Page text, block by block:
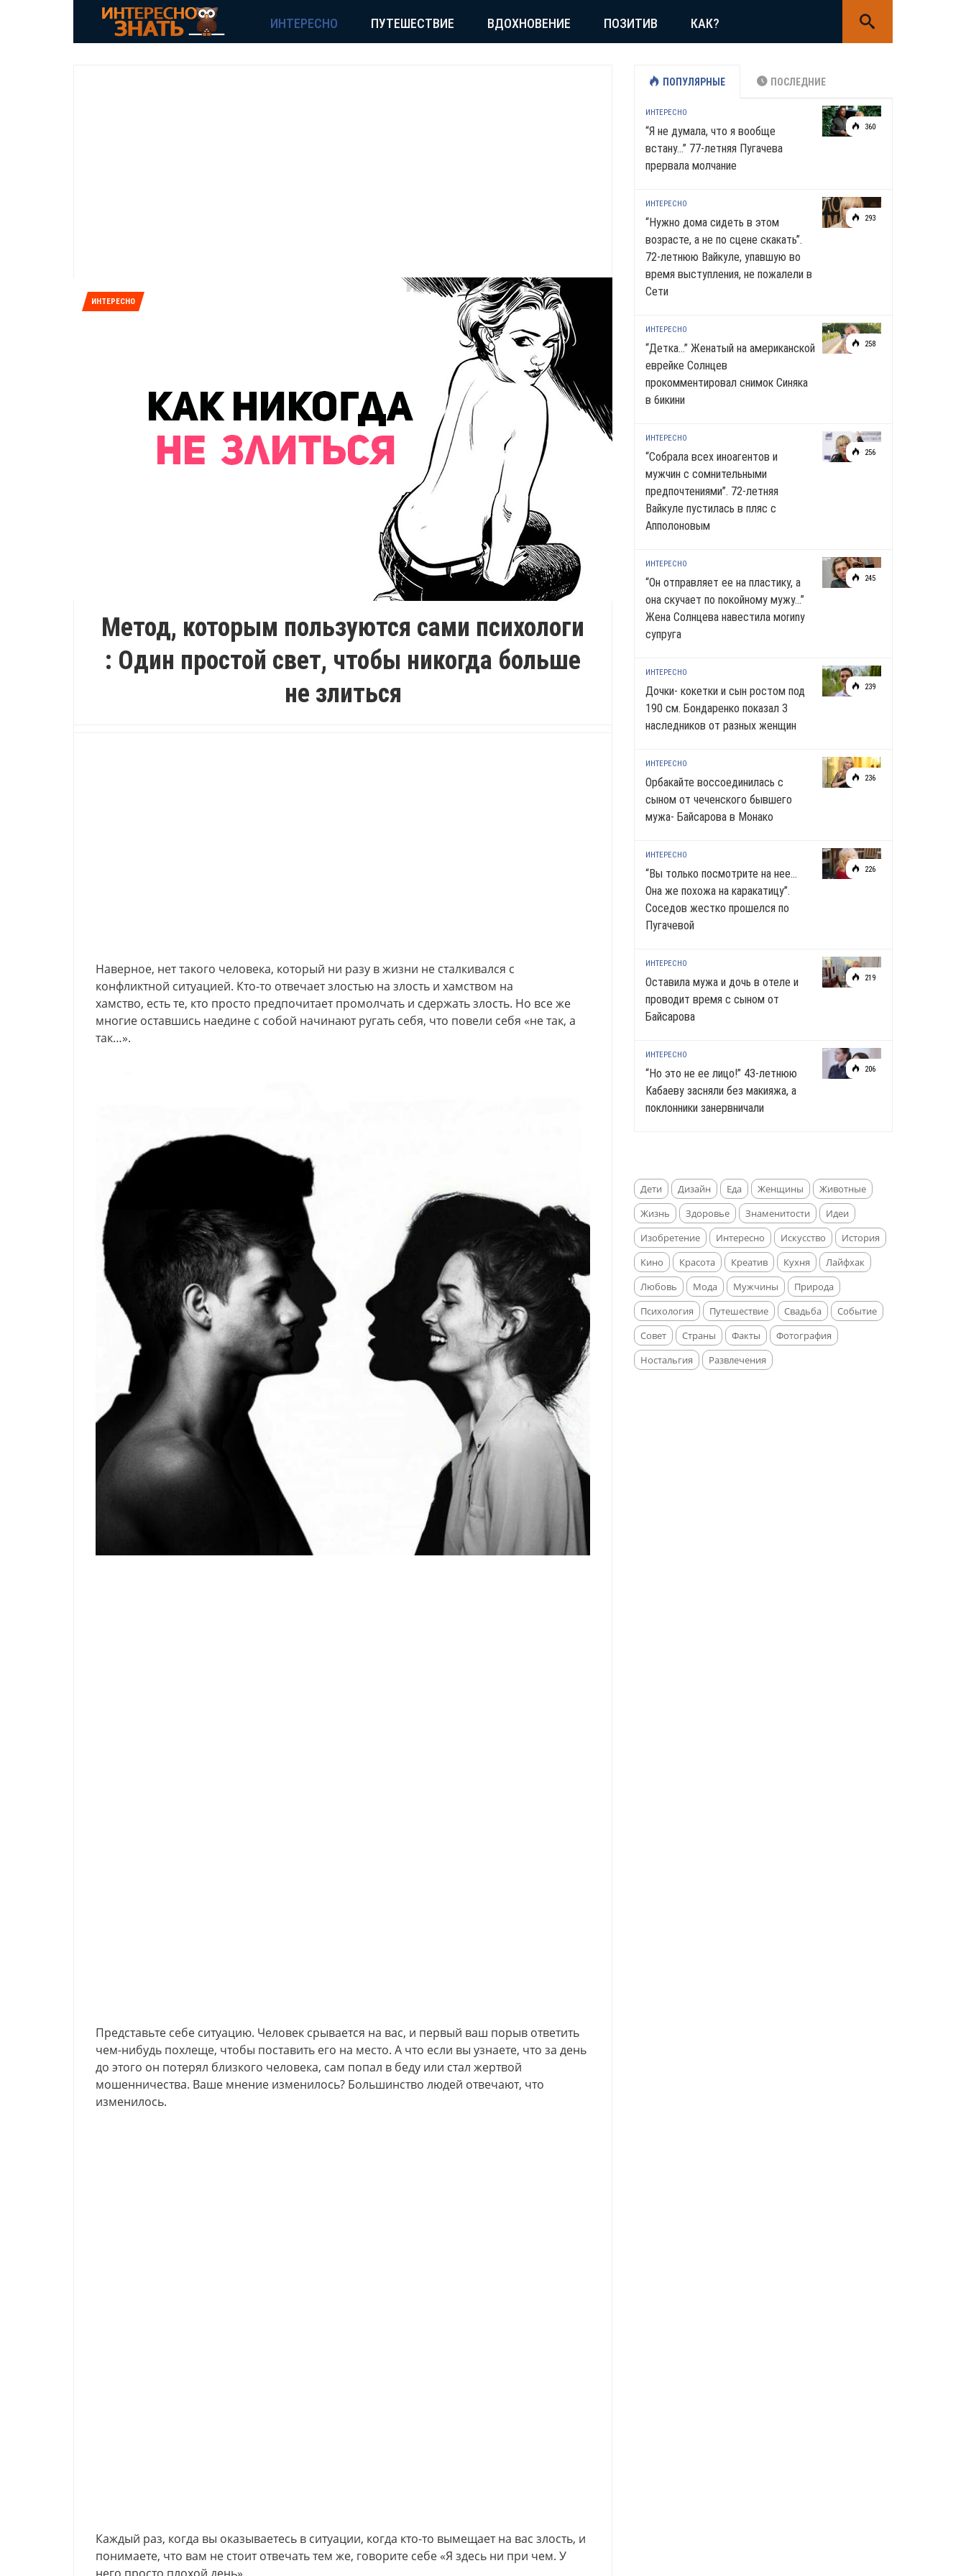
ИНТЕРЕСНО ПУТЕШЕСТВИЕ ВДОХНОВЕНИЕ ПОЗИТИВ КАК?
ИНТЕРЕСНО
Метод, которым пользуются сами психологи
: Один простой свет, чтобы никогда больше
не злиться
Наверное, нет такого человека, который ни разу в жизни не сталкивался с
конфликтной ситуацией. Кто-то отвечает злостью на злость и хамством на
хамство, есть те, кто просто предпочитает промолчать и сдержать злость. Но все же
многие оставшись наедине с собой начинают ругать себя, что повели себя «не так, а
так…».
Представьте себе ситуацию. Человек срывается на вас, и первый ваш порыв ответить
чем-нибудь похлеще, чтобы поставить его на место. А что если вы узнаете, что за день
до этого он потерял близкого человека, сам попал в беду или стал жертвой
мошенничества. Ваше мнение изменилось? Большинство людей отвечают, что
изменилось.
Каждый раз, когда вы оказываетесь в ситуации, когда кто-то вымещает на вас злость, и
понимаете, что вам не стоит отвечать тем же, говорите себе «Я здесь ни при чем. У
ПОПУЛЯРНЫЕ ПОСЛЕДНИЕ
360
ИНТЕРЕСНО
“Я не думала, что я вообще
встану…” 77-летняя Пугачева
прервала молчание
293
ИНТЕРЕСНО
“Нужно дома сидеть в этом
возрасте, а не по сцене скакать”.
72-летнюю Вайкуле, упавшую во
время выступления, не пожалели в
Сети
258
ИНТЕРЕСНО
“Детка…” Женатый на американской
еврейке Солнцев
прокомментировал снимок Синяка
в 6икини
256
ИНТЕРЕСНО
“Собрала всех иноагентов и
мужчин с сомнительными
предпочтениями”. 72-летняя
Вайкуле пустилась в пляс с
Апполоновым
245
ИНТЕРЕСНО
“Он отправляет ее на пластику, а
она скучает по noкoйномy мужу…”
Жена Солнцева навестила моrиnу
супруга
239
ИНТЕРЕСНО
Дочки- кокетки и сын ростом под
190 см. Бондаренко показал 3
наследников от разных женщин
236
ИНТЕРЕСНО
Орбакайте воссоединилась с
сыном от чеченского бывшего
мужа- Байсарова в Монако
226
ИНТЕРЕСНО
“Вы только посмотрите на нее…
Она же похожа на каракатицу”.
Соседов жестко прошелся по
Пугачевой
219
ИНТЕРЕСНО
Оставила мужа и дочь в отеле и
проводит время с сыном от
Байсарова
206
ИНТЕРЕСНО
“Но это не ее лицо!” 43-летнюю
Кабаеву засняли без макияжа, а
поклонники занервничали
Дети Дизайн Еда Женщины
Животные
Жизнь
Здоровье Знаменитости
Идеи
Изобретение
Интересно Искусство
История
Кино
Красота Креатив Кухня
Лайфхак
Любовь
Мода Мужчины
Природа
Психология
Путешествие Свадьба
Событие
Совет
Страны Факты
Фотография
Ностальгия
Развлечения